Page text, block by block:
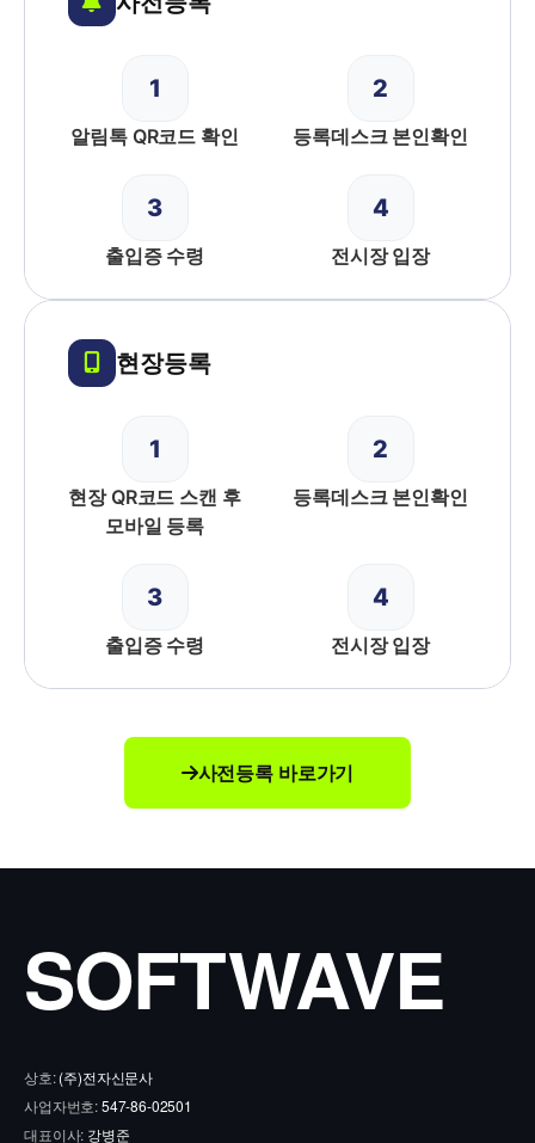
1
알림톡 QR코드 확인
2
등록데스크 본인확인
3
출입증 수령
4
전시장 입장
현장등록
1
현장 QR코드 스캔 후
모바일 등록
2
등록데스크 본인확인
3
출입증 수령
4
전시장 입장
사전등록 바로가기
SOFTWAVE
상호:(주)전자신문사
사업자번호:547-86-02501
대표이사: 강병준